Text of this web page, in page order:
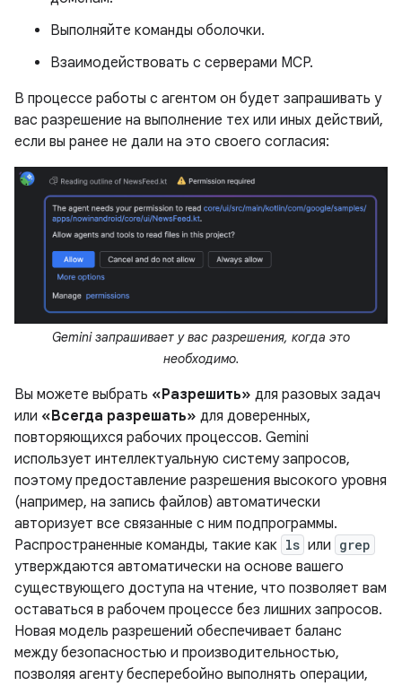
Выполняйте команды оболочки.
Взаимодействовать с серверами MCP.
В процессе работы с агентом он будет запрашивать у
вас разрешение на выполнение тех или иных действий,
если вы ранее не дали на это своего согласия:
Gemini запрашивает у вас разрешения, когда это
необходимо.
Вы можете выбрать «Разрешить» для разовых задач
или «Всегда разрешать» для доверенных,
повторяющихся рабочих процессов. Gemini
использует интеллектуальную систему запросов,
поэтому предоставление разрешения высокого уровня
(например, на запись файлов) автоматически
авторизует все связанные с ним подпрограммы.
Распространенные команды, такие как ls или grep
утверждаются автоматически на основе вашего
существующего доступа на чтение, что позволяет вам
оставаться в рабочем процессе без лишних запросов.
Новая модель разрешений обеспечивает баланс
между безопасностью и производительностью,
позволяя агенту бесперебойно выполнять операции,